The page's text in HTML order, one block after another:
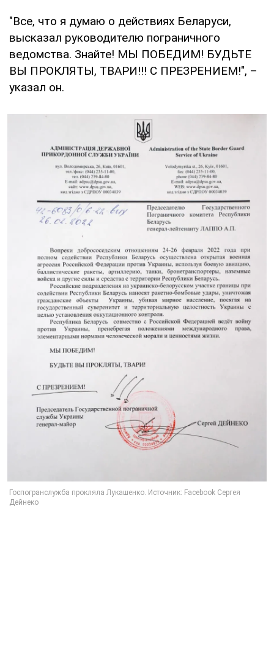
"Все, что я думаю о действиях Беларуси,
высказал руководителю пограничного
ведомства. Знайте! МЫ ПОБЕДИМ! БУДЬТЕ
ВЫ ПРОКЛЯТЫ, ТВАРИ!!! С ПРЕЗРЕНИЕМ!", –
указал он.